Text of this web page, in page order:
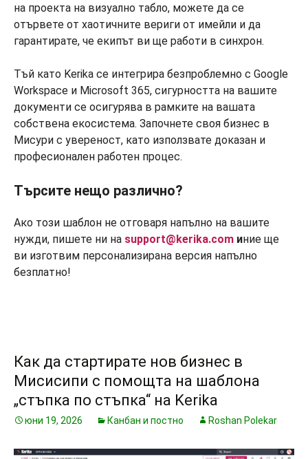
на проекта на визуално табло, можете да се
отървете от хаотичните вериги от имейли и да
гарантирате, че екипът ви ще работи в синхрон.
Тъй като Kerika се интегрира безпроблемно с Google
Workspace и Microsoft 365, сигурността на вашите
документи се осигурява в рамките на вашата
собствена екосистема. Започнете своя бизнес в
Мисури с увереност, като използвате доказан и
професионален работен процес.
Търсите нещо различно?
Ако този шаблон не отговаря напълно на вашите
нужди, пишете ни на support@kerika.com иние ще
ви изготвим персонализирана версия напълно
безплатно!
Как да стартирате нов бизнес в
Мисисипи с помощта на шаблона
„стъпка по стъпка“ на Kerika
юни 19, 2026 Канбан и постно Roshan Polekar